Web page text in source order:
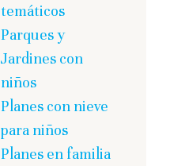
temáticos
Parques y
Jardines con
niños
Planes con nieve
para niños
Planes en familia